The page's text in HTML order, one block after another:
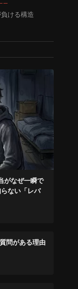
ける構造
がなぜ一瞬で
ない「レバ
問がある理由